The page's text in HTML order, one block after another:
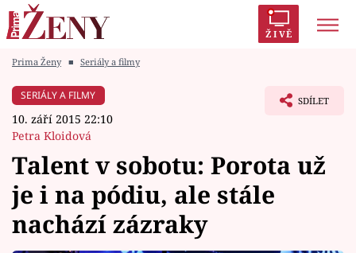
ŽIVĚ
Módní alarm
Témata
Celebrity
Prima Ženy ■ Seriály a filmy
SERIÁLY A FILMY
10. září 2015 22:10
Petra Kloidová
SDÍLET
Talent v sobotu: Porota už
je i na pódiu, ale stále
nachází zázraky